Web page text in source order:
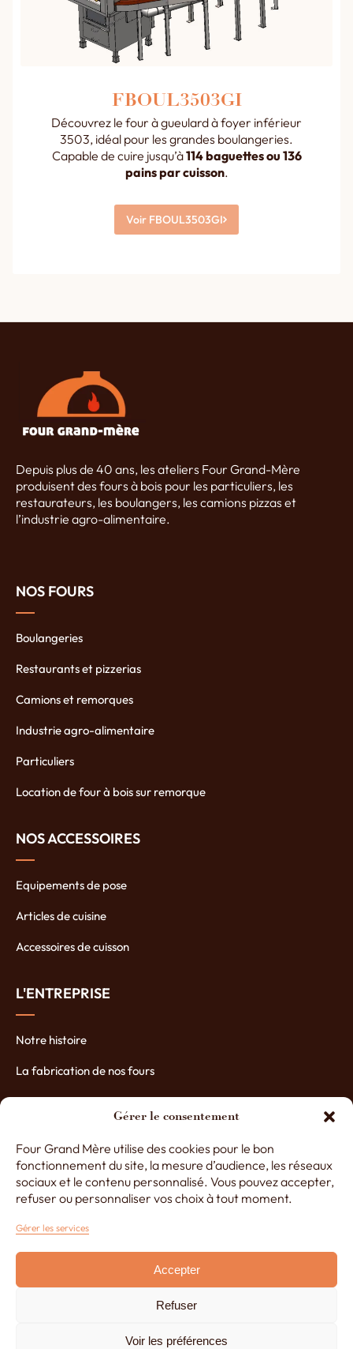
Gérer le consentement
Four Grand Mère utilise des cookies pour le bon
fonctionnement du site, la mesure d’audience, les réseaux
sociaux et le contenu personnalisé. Vous pouvez accepter,
refuser ou personnaliser vos choix à tout moment.
Gérer les services
Accepter
Refuser
Voir les préférences
FBOUL3503GI
Découvrez le four à gueulard à foyer inférieur
3503, idéal pour les grandes boulangeries.
Capable de cuire jusqu’à114 baguettes ou 136
pains par cuisson.
Voir FBOUL3503GI
Depuis plus de 40 ans, les ateliers Four Grand-Mère
produisent des fours à bois pour les particuliers, les
restaurateurs, les boulangers, les camions pizzas et
l’industrie agro-alimentaire.
NOS FOURS
Boulangeries
Restaurants et pizzerias
Camions et remorques
Industrie agro-alimentaire
Particuliers
Location de four à bois sur remorque
NOS ACCESSOIRES
Equipements de pose
Articles de cuisine
Accessoires de cuisson
L'ENTREPRISE
Notre histoire
La fabrication de nos fours
Les atouts de nos fours
Nos partenaires
+33 (0)3 29 65 20 53
Du lundi au vendredi de 8h à 12h30 et de 13h30 à 17h
Lézards Création